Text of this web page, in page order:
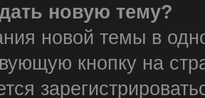
новую тему?
новой темы в
кнопку на